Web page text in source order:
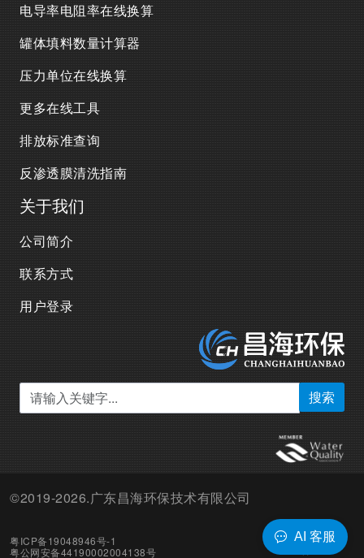
电导率电阻率在线换算
罐体填料数量计算器
压力单位在线换算
更多在线工具
排放标准查询
反渗透膜清洗指南
关于我们
公司简介
联系方式
用户登录
搜索
©2019-2026.广东昌海环保技术有限公司
粤ICP备19048946号-1
粤公网安备44190002004138号
AI 客服